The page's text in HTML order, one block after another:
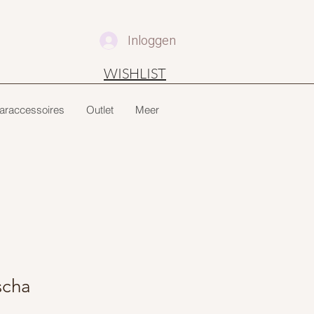
WISHLIST
Inloggen
Outlet Meer